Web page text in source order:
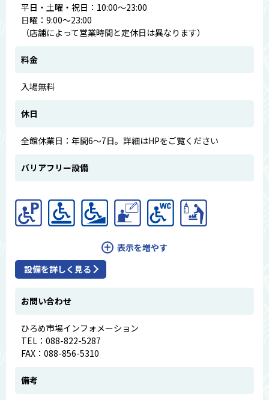
平日・土曜・祝日：10:00～23:00
日曜：9:00～23:00
（店舗によって営業時間と定休日は異なります）
料金
入場無料
休日
全館休業日：年間6～7日。詳細はHPをご覧ください
バリアフリー設備
表示を増やす
設備を詳しく見る
お問い合わせ
ひろめ市場インフォメーション
TEL：088-822-5287
FAX：088-856-5310
備考